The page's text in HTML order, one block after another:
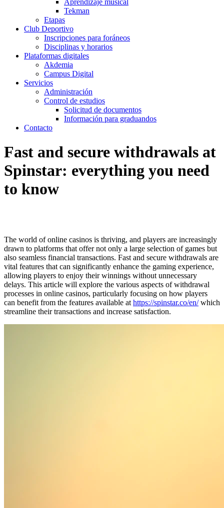
Tekman
Etapas
Club Deportivo
Inscripciones para foráneos
Disciplinas y horarios
Plataformas digitales
Akdemia
Campus Digital
Servicios
Administración
Control de estudios
Solicitud de documentos
Información para graduandos
Contacto
Fast and secure withdrawals at
Spinstar: everything you need
to know
The world of online casinos is thriving, and players are increasingly
drawn to platforms that offer not only a large selection of games but
also seamless financial transactions. Fast and secure withdrawals are
vital features that can significantly enhance the gaming experience,
allowing players to enjoy their winnings without unnecessary
delays. This article will explore the various aspects of withdrawal
processes in online casinos, particularly focusing on how players
can benefit from the features available at https://spinstar.co/en/which
streamline their transactions and increase satisfaction.